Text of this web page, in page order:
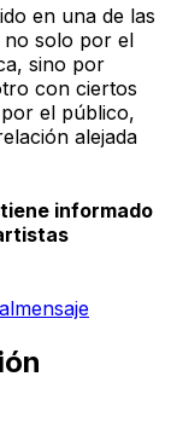
en una de las
no solo por el
sino por
con ciertos
el público,
alejada
informado
mensaje